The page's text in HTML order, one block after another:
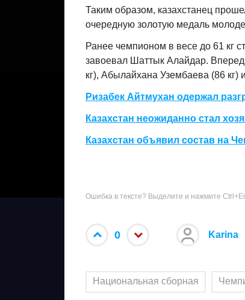
Таким образом, казахстанец
очередную золотую медаль
Ранее чемпионом в весе до 61 кг
завоевал Шаттык Алайдар.
кг), Абылайхана Узембаева (86 кг)
Ризабек Айтмухан одержал
Казахстан неожиданно стал
Казахстан объявил состав на
Ошибка в тексте? Выделите и нажмите
0 Karina
Национальная сборная